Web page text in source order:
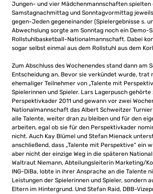
Jungen- und vier Mädchenmannschaften spielten
Samstagnachmittag und Sonntagvormittag
gegen-Jeden gegeneinander (Spielergebnisse s.
Abwechslung sorgte am Sonntag noch ein Demo-
Rollstuhlbasketball-Nationalmannschaft. Dabei
sogar selbst einmal aus dem Rollstuhl aus dem
Zum Abschluss des Wochenendes stand dann am
Entscheidung an. Bevor sie verkündet wurde, trat
ehemaliger Teilnehmer von „Talente mit
Spielerinnen und Spieler. Lars Lagerpusch gehörte
Perspektivkader 2011 und gewann vor zwei
Nationalmannschaft das Albert Schweitzer
alle Talente, weiter dran zu bleiben und für den
arbeiten, egal ob sie für den Perspektivkader
nicht. Auch Kay Blümel und Stefan Mienack
anschließend, dass „Talente mit Perspektive“ ein
aber nicht der einzige Weg in die späteren
Waltraut Niemann, Abteilungsleiterin Marketing/
ING-DiBa, lobte in ihrer Ansprache an die Talente
Leistungen der Spielerinnen und Spieler, sondern
Eltern im Hintergrund. Und Stefan Raid, DBB-